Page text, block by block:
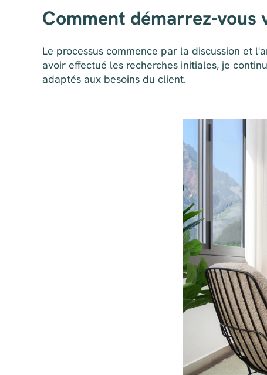
Comment démarrez-vous
Le processus commence par la discussion et
avoir effectué les recherches initiales, je
adaptés aux besoins du client.